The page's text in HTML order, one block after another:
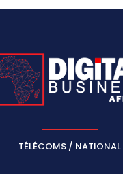
TÉLÉCOMS / NATIONAL